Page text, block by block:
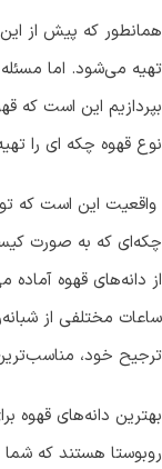
همانطور که پیش از
تهیه می‌شود. اما
بپردازیم این است
نوع قهوه چکه ای را
واقعیت این است که
چکه‌ای که به صورت
از دانه‌های قهوه آماده
ساعات مختلفی از
ترجیح خود،
بهترین دانه‌های قهوه
روبوستا هستند که